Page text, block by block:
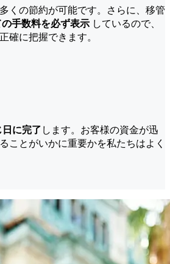
くの節約が可能です。さらに、移管
手数料を必ず表示 しているので、
確に把握できます。
日に完了 します。お客様の資金が迅
ことがいかに重要かを私たちはよく